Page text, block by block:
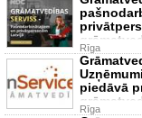
Rīga
piedāvā
uzņēmum
Rīga